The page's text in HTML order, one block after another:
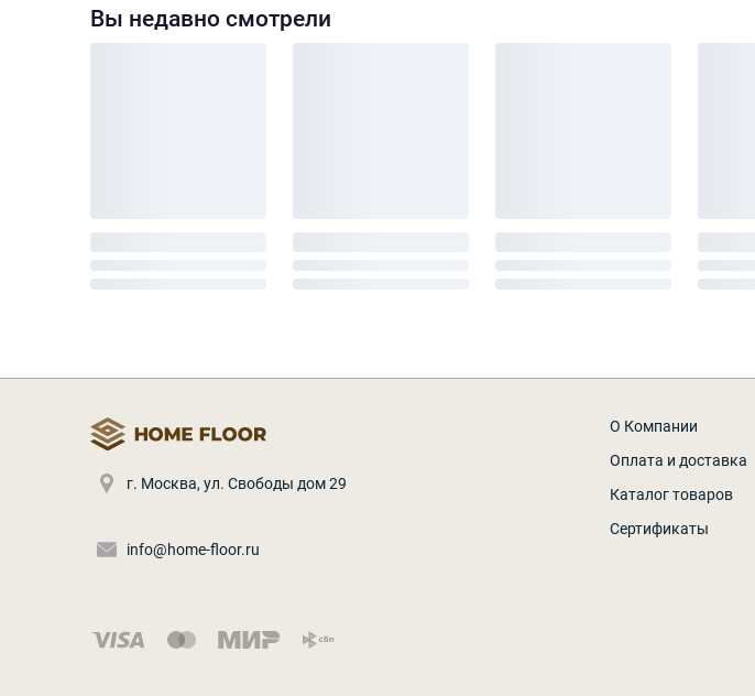
Вы недавно смотрели
г. Москва, ул. Свободы дом 29
info@home-floor.ru
О Компании
Оплата и доставка
Каталог товаров
Сертификаты